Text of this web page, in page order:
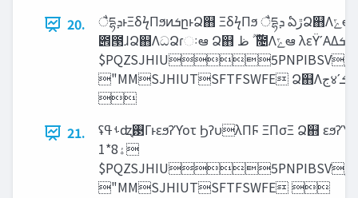
20.
ैདྷ‫ͱܕ‬ΞδϟΠϧͷ‫ܭ‬ըͱՁ஋ ΞδϟΠϧ ैདྷ‫ܕ‬ ఏ‫ڙ‬Ձ஋Λ‫ݻ‬ఆ
౎౓ɺՁ஋ΛධՁɾઃఆ Ձ஋ ࣌ؒ ࣌ؒ ‫ظ‬೔Λ‫ݻ‬ఆ λεΫʹΑΔ‫ܭ‬ըɾਐ௙
$PQZSJHIU5PNPIBSV/
"MMSJHIUTSFTFSWFE Ձ஋Λ‫ج‬४ʹ‫ܭ‬ըɾ‫ܭ‬ଌ

21.
ʢࢀߟʣ࢓ֻ͔Γͱεϧʔϓοτ ϦʔυλΠϜ ΞΠσΞ Ձ஋ εϧʔϓοτ ࢓ֻ͔Γ࡞‫
ۀ‬8*1
$PQZSJHIU5PNPIBSV/
"MMSJHIUTSFTFSWFE 